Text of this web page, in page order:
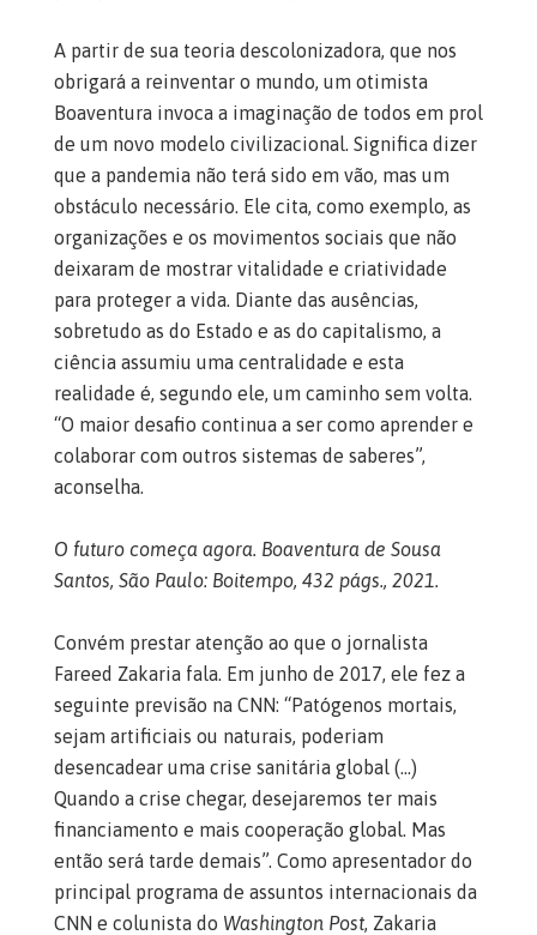
A partir de sua teoria descolonizadora, que nos
obrigará a reinventar o mundo, um otimista
Boaventura invoca a imaginação de todos em prol
de um novo modelo civilizacional. Significa dizer
que a pandemia não terá sido em vão, mas um
obstáculo necessário. Ele cita, como exemplo, as
organizações e os movimentos sociais que não
deixaram de mostrar vitalidade e criatividade
para proteger a vida. Diante das ausências,
sobretudo as do Estado e as do capitalismo, a
ciência assumiu uma centralidade e esta
realidade é, segundo ele, um caminho sem volta.
“O maior desafio continua a ser como aprender e
colaborar com outros sistemas de saberes”,
aconselha.
O futuro começa agora. Boaventura de Sousa
Santos, São Paulo: Boitempo, 432 págs., 2021.
Convém prestar atenção ao que o jornalista
Fareed Zakaria fala. Em junho de 2017, ele fez a
seguinte previsão na CNN: “Patógenos mortais,
sejam artificiais ou naturais, poderiam
desencadear uma crise sanitária global (…)
Quando a crise chegar, desejaremos ter mais
financiamento e mais cooperação global. Mas
então será tarde demais”. Como apresentador do
principal programa de assuntos internacionais da
CNN e colunista do Washington Post, Zakaria